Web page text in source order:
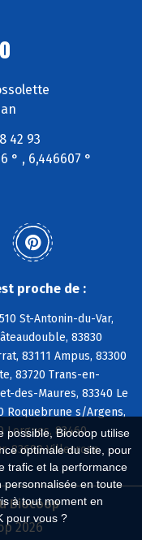
possible, Biocoop utilise
optimale du site, pour
trafic et la performance
en toute
à tout moment en
pour vous ?
42 93
° , 6,446607 °
proche de :
St-Antonin-du-Var,
83830
83111 Ampus, 83300
83720 Trans-en-
des-Maures, 83340 Le
Roquebrune s/Argens,
Lorgues, 83460
83690 Villecroze
Biocoop
2026